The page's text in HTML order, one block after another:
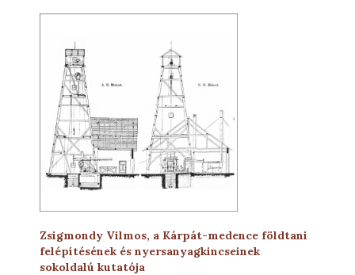
Zsigmondy Vilmos, a Kárpát-medence földtani
felépítésének és nyersanyagkincseinek
sokoldalú kutatója